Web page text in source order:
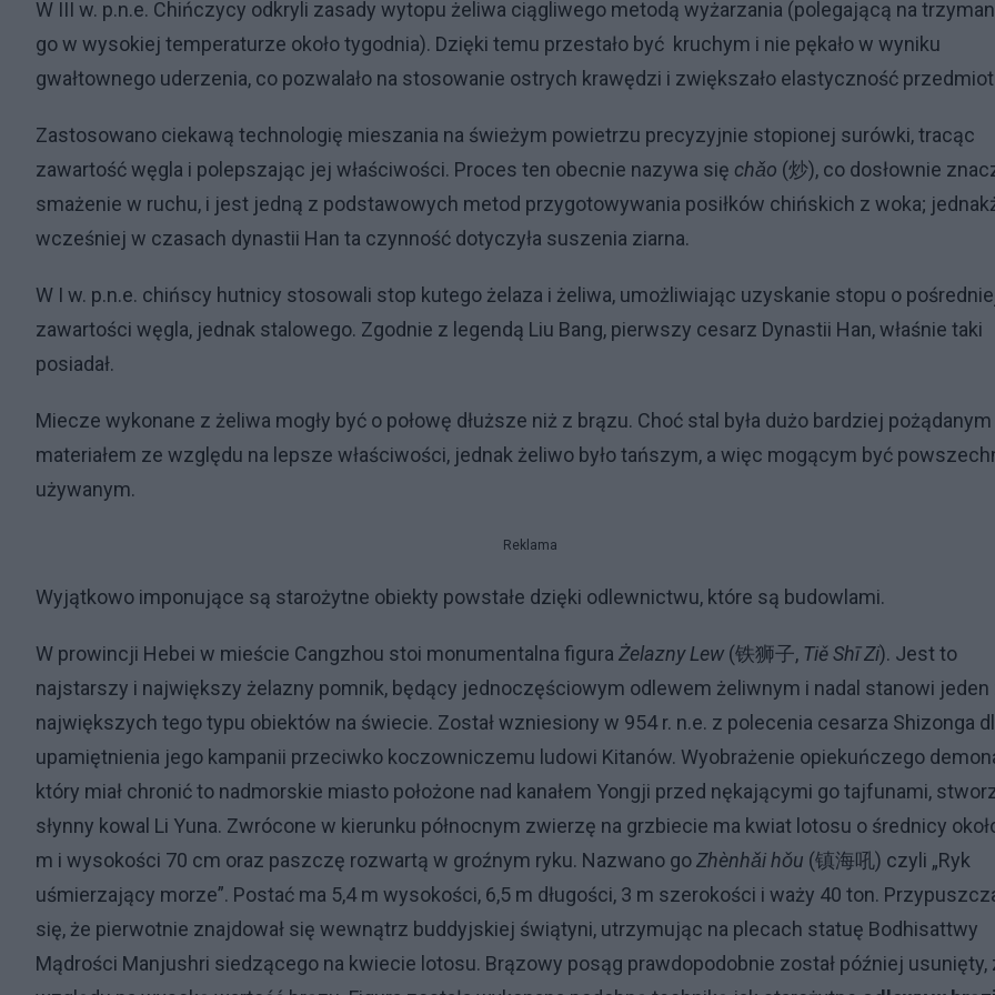
W III w. p.n.e. Chińczycy odkryli zasady wytopu żeliwa ciągliwego metodą wyżarzania (polegającą na
go w wysokiej temperaturze około tygodnia). Dzięki temu przestało być kruchym i nie pękało w wyniku
gwałtownego uderzenia, co pozwalało na stosowanie ostrych krawędzi i zwiększało elastyczność
Zastosowano ciekawą technologię mieszania na świeżym powietrzu precyzyjnie stopionej surówki, tracąc
zawartość węgla i polepszając jej właściwości. Proces ten obecnie nazywa się chǎo (炒), co dosłownie
smażenie w ruchu, i jest jedną z podstawowych metod przygotowywania posiłków chińskich z woka;
wcześniej w czasach dynastii Han ta czynność dotyczyła suszenia ziarna.
W I w. p.n.e. chińscy hutnicy stosowali stop kutego żelaza i żeliwa, umożliwiając uzyskanie stopu o
zawartości węgla, jednak stalowego. Zgodnie z legendą Liu Bang, pierwszy cesarz Dynastii Han, właśnie taki
posiadał.
Miecze wykonane z żeliwa mogły być o połowę dłuższe niż z brązu. Choć stal była dużo bardziej pożądanym
materiałem ze względu na lepsze właściwości, jednak żeliwo było tańszym, a więc mogącym być
używanym.
Reklama
Wyjątkowo imponujące są starożytne obiekty powstałe dzięki odlewnictwu, które są budowlami.
W prowincji Hebei w mieście Cangzhou stoi monumentalna figura Żelazny Lew (铁狮子, Tiě Shī Zi). Jest to
najstarszy i największy żelazny pomnik, będący jednoczęściowym odlewem żeliwnym i nadal stanowi jeden
największych tego typu obiektów na świecie. Został wzniesiony w 954 r. n.e. z polecenia cesarza Shizonga
upamiętnienia jego kampanii przeciwko koczowniczemu ludowi Kitanów. Wyobrażenie opiekuńczego
który miał chronić to nadmorskie miasto położone nad kanałem Yongji przed nękającymi go tajfunami,
słynny kowal Li Yuna. Zwrócone w kierunku północnym zwierzę na grzbiecie ma kwiat lotosu o średnicy
m i wysokości 70 cm oraz paszczę rozwartą w groźnym ryku. Nazwano goZhènhǎi hǒu (镇海吼) czyli „Ryk
uśmierzający morze”. Postać ma 5,4 m wysokości, 6,5 m długości, 3 m szerokości i waży 40 ton.
się, że pierwotnie znajdował się wewnątrz buddyjskiej świątyni, utrzymując na plecach statuę Bodhisattwy
Mądrości Manjushri siedzącego na kwiecie lotosu. Brązowy posąg prawdopodobnie został później usunięty,